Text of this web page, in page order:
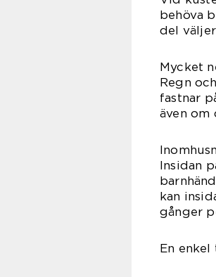
behöva
del
Mycket
Regn
fastnar
även om
Insidan
kan
gånger
En